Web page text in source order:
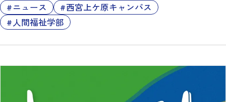
ニュース
西宮上ケ原キャンパス
人間福祉学部